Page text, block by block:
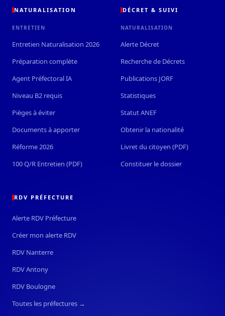
NATURALISATION
ENTRETIEN
Entretien Naturalisation 2026
Préparation complète
Agent Préfectoral IA
Niveau B2 requis
Pièges à éviter
Documents à apporter
Réforme 2026
100 Q/R Entretien (PDF)
DÉCRET & SUIVI
NATURALISATION
Alerte Décret
Recherche de Décrets
Publications JORF
Statistiques
Statut ANEF
Obtenir la nationalité
Livret du citoyen (PDF)
Constituer le dossier
RDV PRÉFECTURE
Alerte RDV Préfecture
Créer mon alerte RDV
RDV Nanterre
RDV Antony
RDV Boulogne
Toutes les préfectures →